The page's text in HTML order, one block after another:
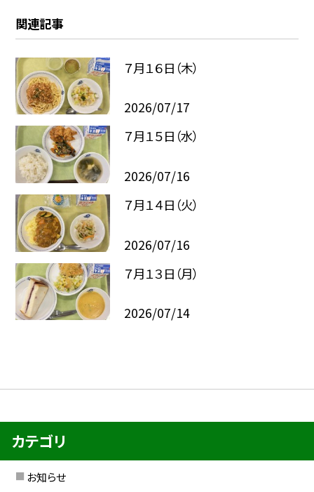
関連記事
７月１６日（木）
2026/07/17
７月１５日（水）
2026/07/16
７月１４日（火）
2026/07/16
７月１３日（月）
2026/07/14
カテゴリ
お知らせ